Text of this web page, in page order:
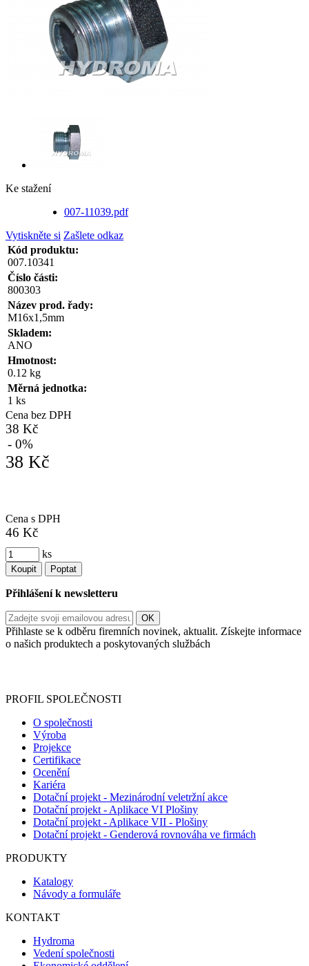
Ke stažení
007-11039.pdf
Vytiskněte si Zašlete odkaz
Kód produktu:
007.10341
Číslo části:
800303
Název prod. řady:
M16x1,5mm
Skladem:
ANO
Hmotnost:
0.12 kg
Měrná jednotka:
1 ks
Cena bez DPH
38 Kč
- 0%
38 Kč
Cena s DPH
46 Kč
ks
Koupit Poptat
Přihlášení k newsletteru
Přihlaste se k odběru firemních novinek, aktualit. Získejte informace
o našich produktech a poskytovaných službách
PROFIL SPOLEČNOSTI
O společnosti
Výroba
Projekce
Certifikace
Ocenění
Kariéra
Dotační projekt - Mezinárodní veletržní akce
Dotační projekt - Aplikace VI Plošiny
Dotační projekt - Aplikace VII - Plošiny
Dotační projekt - Genderová rovnováha ve firmách
PRODUKTY
Katalogy
Návody a formuláře
KONTAKT
Hydroma
Vedení společnosti